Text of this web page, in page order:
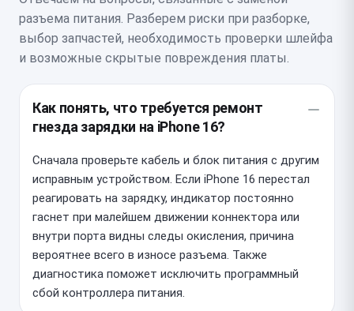
разъема питания. Разберем риски при разборке,
выбор запчастей, необходимость проверки шлейфа
и возможные скрытые повреждения платы.
Как понять, что требуется ремонт
гнезда зарядки на iPhone 16?
Сначала проверьте кабель и блок питания с другим
исправным устройством. Если iPhone 16 перестал
реагировать на зарядку, индикатор постоянно
гаснет при малейшем движении коннектора или
внутри порта видны следы окисления, причина
вероятнее всего в износе разъема. Также
диагностика поможет исключить программный
сбой контроллера питания.